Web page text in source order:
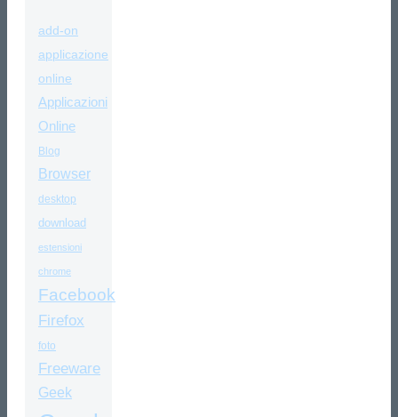
add-on
applicazione
online
Applicazioni
Online
Blog
Browser
desktop
download
estensioni
chrome
Facebook
Firefox
foto
Freeware
Geek